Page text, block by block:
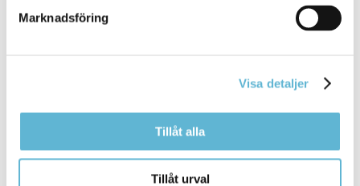
Marknadsföring
Visa detaljer
Tillåt alla
Tillåt urval
Besöksadress
kommunstyrelsen@bromolla.se
www.bromolla.se